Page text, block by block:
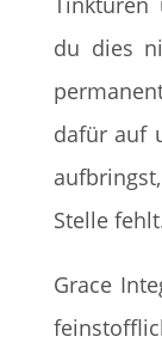
du dies
dafür auf
Stelle
Grace